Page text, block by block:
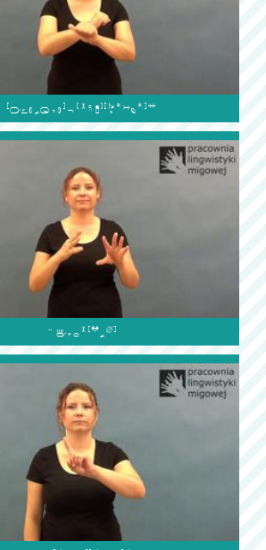

